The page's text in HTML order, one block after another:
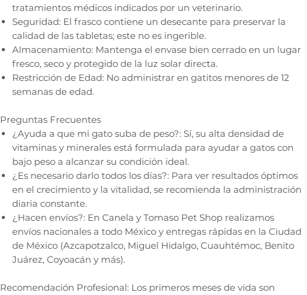
tratamientos médicos indicados por un veterinario.
Seguridad: El frasco contiene un desecante para preservar la
calidad de las tabletas; este no es ingerible.
Almacenamiento: Mantenga el envase bien cerrado en un lugar
fresco, seco y protegido de la luz solar directa.
Restricción de Edad: No administrar en gatitos menores de 12
semanas de edad.
Preguntas Frecuentes
¿Ayuda a que mi gato suba de peso?: Sí, su alta densidad de
vitaminas y minerales está formulada para ayudar a gatos con
bajo peso a alcanzar su condición ideal.
¿Es necesario darlo todos los días?: Para ver resultados óptimos
en el crecimiento y la vitalidad, se recomienda la administración
diaria constante.
¿Hacen envíos?: En Canela y Tomaso Pet Shop realizamos
envíos nacionales a todo México y entregas rápidas en la Ciudad
de México (Azcapotzalco, Miguel Hidalgo, Cuauhtémoc, Benito
Juárez, Coyoacán y más).
Recomendación Profesional: Los primeros meses de vida son